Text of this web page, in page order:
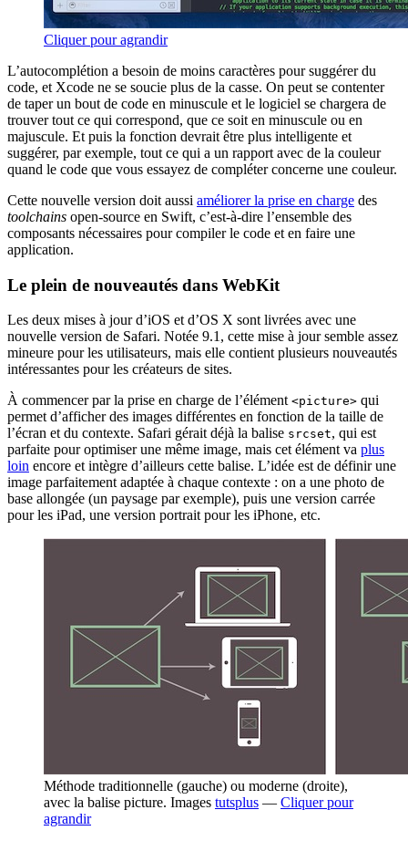
Cliquer pour agrandir
L’autocomplétion a besoin de moins caractères pour suggérer du
code, et Xcode ne se soucie plus de la casse. On peut se contenter
de taper un bout de code en minuscule et le logiciel se chargera de
trouver tout ce qui correspond, que ce soit en minuscule ou en
majuscule. Et puis la fonction devrait être plus intelligente et
suggérer, par exemple, tout ce qui a un rapport avec de la couleur
quand le code que vous essayez de compléter concerne une couleur.
Cette nouvelle version doit aussi améliorer la prise en charge des
toolchains open-source en Swift, c’est-à-dire l’ensemble des
composants nécessaires pour compiler le code et en faire une
application.
Le plein de nouveautés dans WebKit
Les deux mises à jour d’iOS et d’OS X sont livrées avec une
nouvelle version de Safari. Notée 9.1, cette mise à jour semble assez
mineure pour les utilisateurs, mais elle contient plusieurs nouveautés
intéressantes pour les créateurs de sites.
À commencer par la prise en charge de l’élément <picture> qui
permet d’afficher des images différentes en fonction de la taille de
l’écran et du contexte. Safari gérait déjà la balise srcset, qui est
parfaite pour optimiser une même image, mais cet élément va plus
loin encore et intègre d’ailleurs cette balise. L’idée est de définir une
image parfaitement adaptée à chaque contexte : on a une photo de
base allongée (un paysage par exemple), puis une version carrée
pour les iPad, une version portrait pour les iPhone, etc.
Méthode traditionnelle (gauche) ou moderne (droite),
avec la balise picture. Images tutsplus — Cliquer pour
agrandir